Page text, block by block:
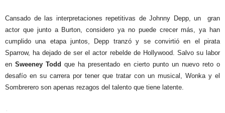
Cansado de las interpretaciones repetitivas de Johnny Depp, un
gran
actor que junto a Burton, considero ya no puede crecer más, ya han
cumplido una etapa juntos, Depp tranzó y se convirtió en el pirata
Sparrow, ha dejado de ser el actor rebelde de Hollywood. Salvo su labor
enSweeney Todd que ha presentado en cierto punto un nuevo reto o
desafío en su carrera por tener que tratar con un musical, Wonka y el
Sombrerero son apenas rezagos del talento que tiene latente.